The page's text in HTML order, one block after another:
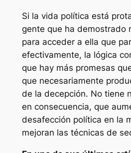
Si la vida política está
gente que ha demostrado
para acceder a ella que
efectivamente, la lógica
que hay más promesas
que necesariamente
de la decepción. No tiene
en consecuencia, que
desafección política en la
mejoran las técnicas de